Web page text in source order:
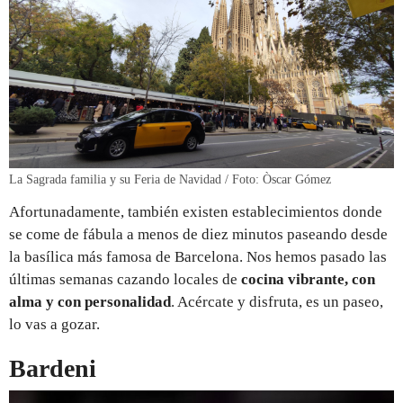
La Sagrada familia y su Feria de Navidad / Foto: Òscar Gómez
Afortunadamente, también existen establecimientos donde
se come de fábula a menos de diez minutos paseando desde
la basílica más famosa de Barcelona. Nos hemos pasado las
últimas semanas cazando locales de cocina vibrante, con
alma y con personalidad. Acércate y disfruta, es un paseo,
lo vas a gozar.
Bardeni